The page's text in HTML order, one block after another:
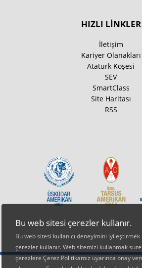
Bu web sitesi çerezler kullanır.
Bu web sitesi kullanıcı deneyimini iyileştirmek
çerezler kullanır. Web sitemizi kullanmak
çerezlere Çerez Politikamız uyarınca onay
HIZLI LİNKLER
İletişim
Kariyer Olanakları
Atatürk Köşesi
SEV
SmartClass
Site Haritası
RSS